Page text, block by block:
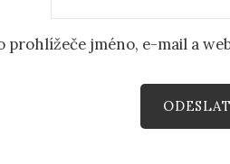
prohlížeče jméno, e-mail a